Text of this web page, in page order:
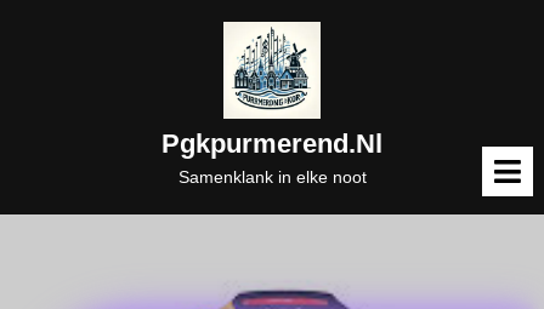
Pgkpurmerend.nl
Samenklank in elke noot